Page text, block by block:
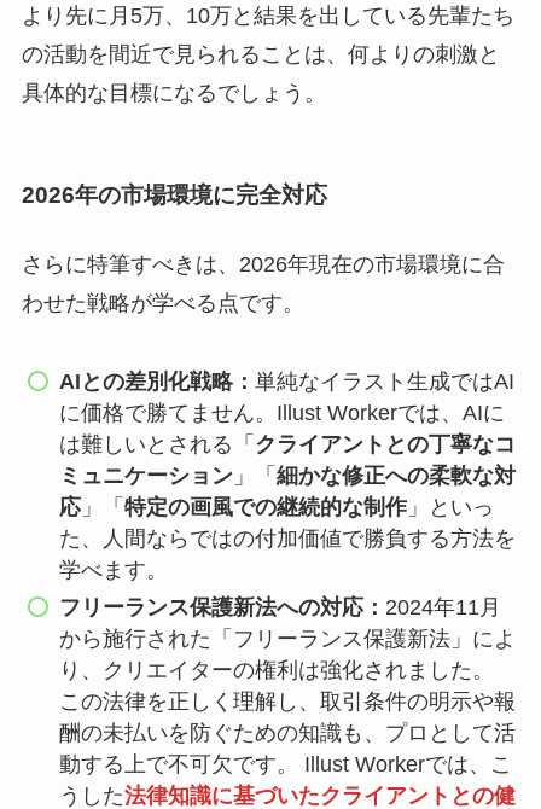
より先に月5万、10万と結果を出している先輩たち
の活動を間近で見られることは、何よりの刺激と
具体的な目標になるでしょう。
2026年の市場環境に完全対応
さらに特筆すべきは、2026年現在の市場環境に合
わせた戦略が学べる点です。
AIとの差別化戦略：単純なイラスト生成ではAI
に価格で勝てません。Illust Workerでは、AIに
は難しいとされる「 クライアントとの丁寧なコ
ミュニケーション 」「細かな修正への柔軟な対
応」「特定の画風での継続的な制作 」といっ
た、人間ならではの付加価値で勝負する方法を
学べます。
フリーランス保護新法への対応： 2024年11月
から施行された「フリーランス保護新法」によ
り、クリエイターの権利は強化されました。
この法律を正しく理解し、取引条件の明示や報
酬の未払いを防ぐための知識も、プロとして活
動する上で不可欠です。 Illust Workerでは、こ
うした法律知識に基づいたクライアントとの健